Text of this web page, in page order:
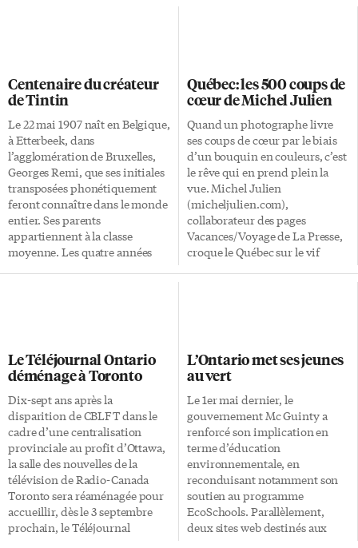
Centenaire du créateur
de Tintin
Le 22 mai 1907 naît en Belgique,
à Etterbeek, dans
l’agglomération de Bruxelles,
Georges Remi, que ses initiales
transposées phonétiquement
feront connaître dans le monde
entier. Ses parents
appartiennent à la classe
moyenne. Les quatre années
prédispositions pour le dessin
et ses cahiers sont remplis
d’aventures d’un petit garçon
aux prises avec l’envahisseur
allemand. Cette adéquation
entre la réalité du monde et son
œuvre caractérisera plus tard
ses réalisations d’auteur de
bandes dessinées. Il fait ses […]
Québec: les 500 coups de
cœur de Michel Julien
Quand un photographe livre
ses coups de cœur par le biais
d’un bouquin en couleurs, c’est
le rêve qui en prend plein la
vue. Michel Julien
(micheljulien.com),
collaborateur des pages
Vacances/Voyage de La Presse,
croque le Québec sur le vif
êtes en panne d’idées pour vos
vacances d’été, ce livre fera
redémarrer votre goût du
voyage. Michel Julien, 500
coups de coeur pour découvrir
le Québec, […]
Le Téléjournal Ontario
déménage à Toronto
Dix-sept ans après la
disparition de CBLFT dans le
cadre d’une centralisation
provinciale au profit d’Ottawa,
la salle des nouvelles de la
télévision de Radio-Canada
Toronto sera réaménagée pour
accueillir, dès le 3 septembre
prochain, le Téléjournal
L’Ontario met ses jeunes
au vert
Le 1er mai dernier, le
gouvernement Mc Guinty a
renforcé son implication en
terme d’éducation
environnementale, en
reconduisant notamment son
soutien au programme
EcoSchools. Parallèlement,
deux sites web destinés aux